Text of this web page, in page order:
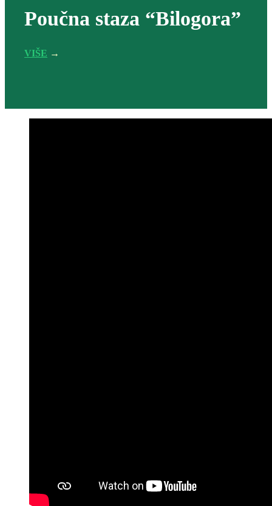
Poučna staza “Bilogora”
VIŠE →